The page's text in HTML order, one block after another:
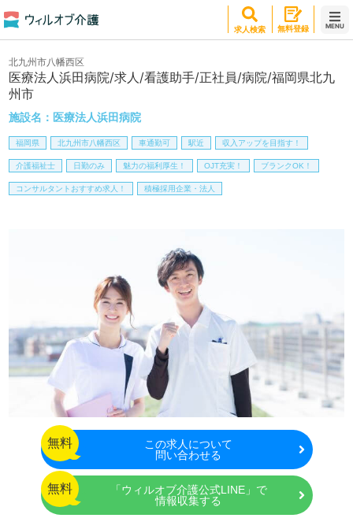
求人検索 無料登録 MENU
医療法人浜田病院/求人/看護助手/正社員/病院/福岡県北九
州市
施設名： 医療法人浜田病院
北九州市八幡西区
福岡県 北九州市八幡西区 車通勤可 駅近 収入アップを目指す！
介護福祉士 日勤のみ 魅力の福利厚生！ OJT充実！ ブランクOK！
コンサルタントおすすめ求人！ 積極採用企業・法人
無料 この求人について
問い合わせる
無料
「ウィルオブ介護公式LINE」で
情報収集する